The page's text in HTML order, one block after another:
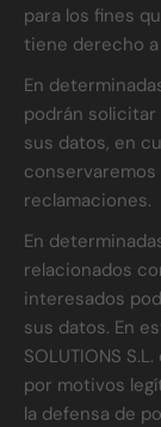
para los fines
tiene derecho
En
podrán
sus datos, en
reclamaciones.
En
relacionados
interesados
sus datos. En
SOLUTIONS
por motivos
la defensa de